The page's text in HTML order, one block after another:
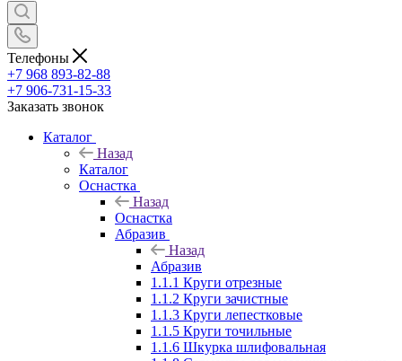
Телефоны
+7 968 893-82-88
+7 906-731-15-33
Заказать звонок
Каталог
Назад
Каталог
Оснастка
Назад
Оснастка
Абразив
Назад
Абразив
1.1.1 Круги отрезные
1.1.2 Круги зачистные
1.1.3 Круги лепестковые
1.1.5 Круги точильные
1.1.6 Шкурка шлифовальная